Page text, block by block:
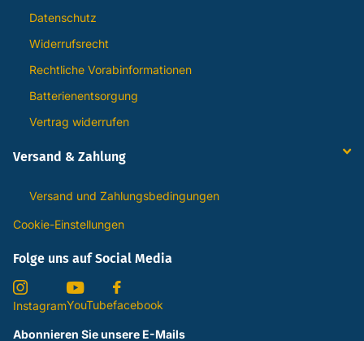
Datenschutz
Widerrufsrecht
Rechtliche Vorabinformationen
Batterienentsorgung
Vertrag widerrufen
Versand & Zahlung
Versand und Zahlungsbedingungen
Cookie-Einstellungen
Folge uns auf Social Media
InstagramYouTubefacebook
Abonnieren Sie unsere E-Mails